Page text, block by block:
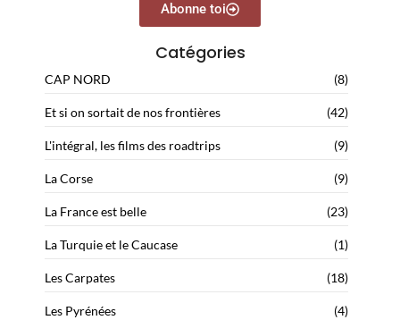
Abonne toi
Catégories
CAP NORD (8)
Et si on sortait de nos frontières (42)
L'intégral, les films des roadtrips (9)
La Corse (9)
La France est belle (23)
La Turquie et le Caucase (1)
Les Carpates (18)
Les Pyrénées (4)